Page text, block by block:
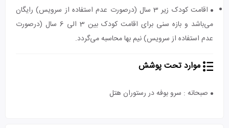
اقامت کودک زیر 3 سال (درصورت عدم استفاده از سرویس) رایگان
می‌باشد و بازه سنی برای اقامت کودک بین 3 الی 6 سال (درصورت
عدم استفاده از سرویس) نیم بها محاسبه می‌گردد.
موارد تحت پوشش
صبحانه : سرو بوفه در رستوران هتل